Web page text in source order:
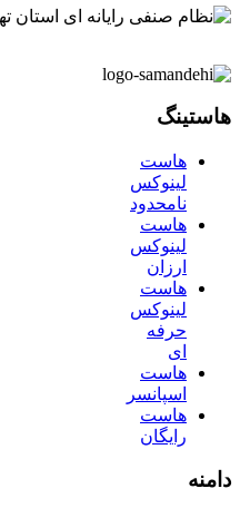
هاستینگ
هاست
لینوکس
نامحدود
هاست
لینوکس
ارزان
هاست
لینوکس
حرفه
ای
هاست
اسپانسر
هاست
رایگان
دامنه